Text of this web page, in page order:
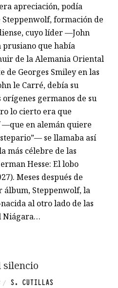
apreciación, podía
Steppenwolf, formación de
cuyo líder —John
que había
de la Alemania Oriental
de Georges Smiley en las
le Carré, debía su
orígenes germanos de su
lo cierto era que
—que en alemán quiere
se llamaba así
más célebre de las
Hesse: El lobo
Meses después de
álbum, Steppenwolf, la
al otro lado de las
Niágara…
/ S. CUTILLAS